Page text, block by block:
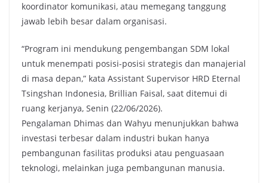
koordinator komunikasi, atau memegang tanggung
jawab lebih besar dalam organisasi.
“Program ini mendukung pengembangan SDM lokal
untuk menempati posisi-posisi strategis dan manajerial
di masa depan,” kata Assistant Supervisor HRD Eternal
Tsingshan Indonesia, Brillian Faisal, saat ditemui di
ruang kerjanya, Senin (22/06/2026).
Pengalaman Dhimas dan Wahyu menunjukkan bahwa
investasi terbesar dalam industri bukan hanya
pembangunan fasilitas produksi atau penguasaan
teknologi, melainkan juga pembangunan manusia.